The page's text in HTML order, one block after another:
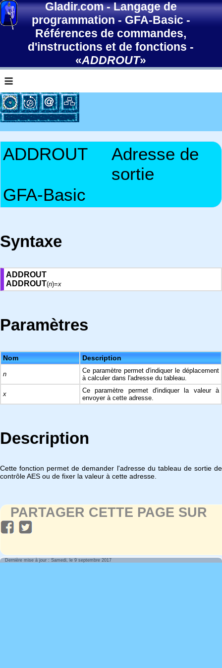
Gladir.com-Langage de
programmation-GFA-Basic-
Références de commandes,
d'instructions et de fonctions -
«ADDROUT»
≡
ADDROUT
Adresse de
sortie
GFA-Basic
Syntaxe
ADDROUT
ADDROUT(n)=x
Paramètres
Nom Description
n
Ce paramètre permet d'indiquer le déplacement
à calculer dans l'adresse du tableau.
x
Ce paramètre permet d'indiquer la valeur à
envoyer à cette adresse.
Description
Cette fonction permet de demander l'adresse du tableau de sortie de
contrôle AES ou de fixer la valeur à cette adresse.
PARTAGER CETTE PAGE SUR
Dernière mise à jour : Samedi, le 9 septembre 2017